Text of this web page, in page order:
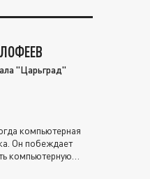
"Царьград"
компьютерная
Он побеждает
компьютерную